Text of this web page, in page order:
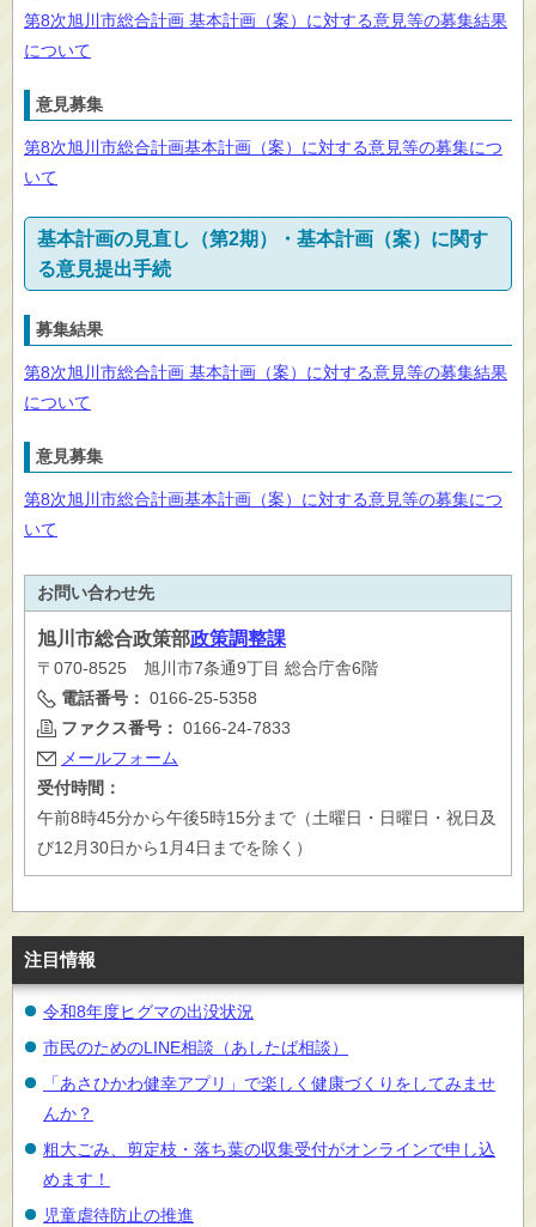
第8次旭川市総合計画 基本計画（案）に対する意見等の募集結果
について
意見募集
第8次旭川市総合計画基本計画（案）に対する意見等の募集につ
いて
基本計画の見直し（第2期）・基本計画（案）に関す
る意見提出手続
募集結果
第8次旭川市総合計画 基本計画（案）に対する意見等の募集結果
について
意見募集
第8次旭川市総合計画基本計画（案）に対する意見等の募集につ
いて
お問い合わせ先
旭川市総合政策部政策調整課
〒070-8525 旭川市7条通9丁目 総合庁舎6階
電話番号： 0166-25-5358
ファクス番号： 0166-24-7833
メールフォーム
受付時間：
午前8時45分から午後5時15分まで（土曜日・日曜日・祝日及
び12月30日から1月4日までを除く）
注目情報
令和8年度ヒグマの出没状況
市民のためのLINE相談（あしたば相談）
「あさひかわ健幸アプリ」で楽しく健康づくりをしてみませ
んか？
粗大ごみ、剪定枝・落ち葉の収集受付がオンラインで申し込
めます！
児童虐待防止の推進